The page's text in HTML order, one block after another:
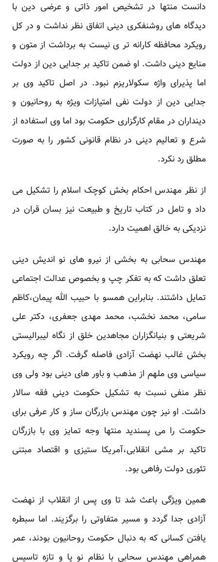
دانست منتها در تشخیص امور ذاتی و عرضی دین با
دیدگاه های روشنفکری دینی اتفاق نظر نداشت و در کل
رویکرد محافظه کارانه تر ی نیست به برداشت از متون و
منایع دینی داشت. او ضمن تاکید بر جدایی دین از دولت
اما پذیرای واژه سکولاریزم نبود. در اصل تاکید وی بر
جدایی دین از دولت نفی امتیازات ویژه به روحانیون و
دینداران در مقام کارگزاری حکومت بود اما وی استفاده از
شرع و تعالیم دینی در نظام قانونی کشور را به صورت
مطلق رد نکرد.
از نظر مهندس احکام بخش کوچک اسلام را تشکیل می
داد و تامل در کتاب تاریخ و طبیعت نیز بسان قران در
نزدیکی به خالق اهمیت دارد.
مهندس سحابی به بخشی از نیرو های نو اندیش دینی
تعلق داشت که به تفکر چپ و بخصوص عدالت اجتماعی
تمایل داشتند. بنابراین همسو با حبیب الله پیمان،کاظم
سامی، محمد نخشب، محمد مهدی جعفری، دکتر علی
شریعتی و بنیانگزاران مجاهدین خلق از نگاه لیبرالیستی
بخش غالب نهضت آزادی فاصله گرفت. اگر چه رویکرد
سیاسی وی ملهم از مذهب و باور های دینی بود ولی وی
نظر منفی نسبت به تشکیل حکومت دینی فقه سالار
داشت. او نیز چون مهندس بازرگان ساز و کار عرفی برای
حکومت را می پسندید منتها وجه تمایز وی با بازرگان
تاکید بر مشی انقلابی،آمریکا ستیزی و اقتصاد مبتنی
تئوری دولت رفاهی بود.
همین ویژگی باعث شد تا وی پس از انقلاب از نهضت
آزادی جدا گردد و مسیر متفاوتی را برگزیند. اما سبطره
یافتن کسانی که به دنبال حکومت روحانیون بودند، عمر
همراهی مهندس سحابی با نظام نو پا و تازه تاسیس